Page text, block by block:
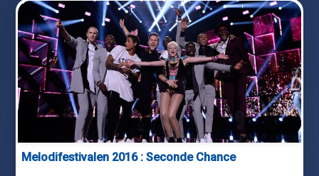
Melodifestivalen 2016 : Seconde Chance